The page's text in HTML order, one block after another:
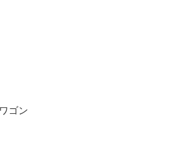
ゴン